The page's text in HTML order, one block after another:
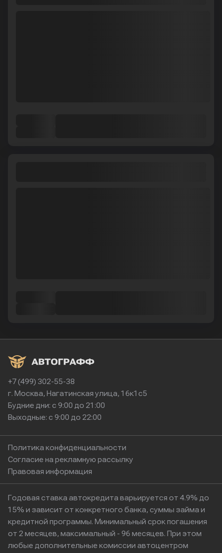
+7 (499) 302-55-38
г. Москва, Нагатинская улица, 16к1с5
Будние дни: с 9:00 до 21:00
Выходные: с 9:00 до 22:00
Политика конфиденциальности
Согласие на рекламную рассылку
Правовая информация
Годовая ставка автокредита варьируется от 4.9% до
15% и зависит от конкретного банка, суммы займа и
кредитной программы. Минимальный срок погашения
от 2 месяцев, максимальный - 96 месяцев. При этом
любые дополнительные комиссии автоцентром